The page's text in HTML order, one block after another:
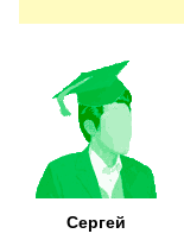
Сергей